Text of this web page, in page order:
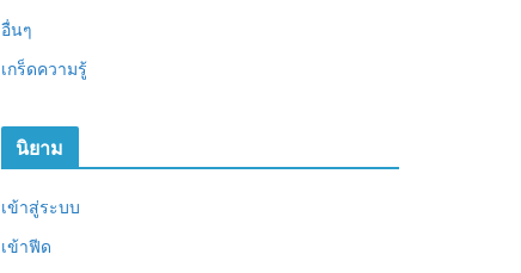
อื่นๆ
เกร็ดความรู้
นิยาม
เข้าสู่ระบบ
เข้าฟีด